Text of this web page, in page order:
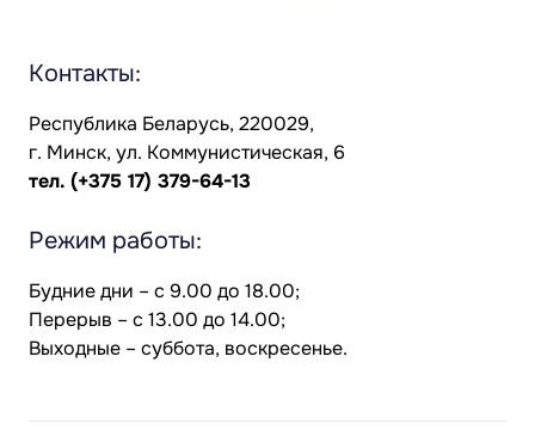
Контакты:
Республика Беларусь, 220029,
г. Минск, ул. Коммунистическая, 6
тел. (+375 17) 379-64-13
Режим работы:
Будние дни – с 9.00 до 18.00;
Перерыв – с 13.00 до 14.00;
Выходные – суббота, воскресенье.